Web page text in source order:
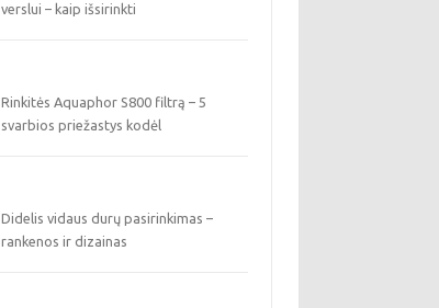
verslui – kaip išsirinkti
Rinkitės Aquaphor S800 filtrą – 5
svarbios priežastys kodėl
Didelis vidaus durų pasirinkimas –
rankenos ir dizainas